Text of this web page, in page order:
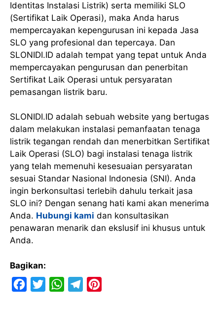
Identitas Instalasi Listrik) serta memiliki SLO
(Sertifikat Laik Operasi), maka Anda harus
mempercayakan kepengurusan ini kepada Jasa
SLO yang profesional dan tepercaya. Dan
SLONIDI.ID adalah tempat yang tepat untuk Anda
mempercayakan pengurusan dan penerbitan
Sertifikat Laik Operasi untuk persyaratan
pemasangan listrik baru.
SLONIDI.ID adalah sebuah website yang bertugas
dalam melakukan instalasi pemanfaatan tenaga
listrik tegangan rendah dan menerbitkan Sertifikat
Laik Operasi (SLO) bagi instalasi tenaga listrik
yang telah memenuhi kesesuaian persyaratan
sesuai Standar Nasional Indonesia (SNI). Anda
ingin berkonsultasi terlebih dahulu terkait jasa
SLO ini? Dengan senang hati kami akan menerima
Anda. Hubungi kami dan konsultasikan
penawaran menarik dan ekslusif ini khusus untuk
Anda.
Bagikan:
W